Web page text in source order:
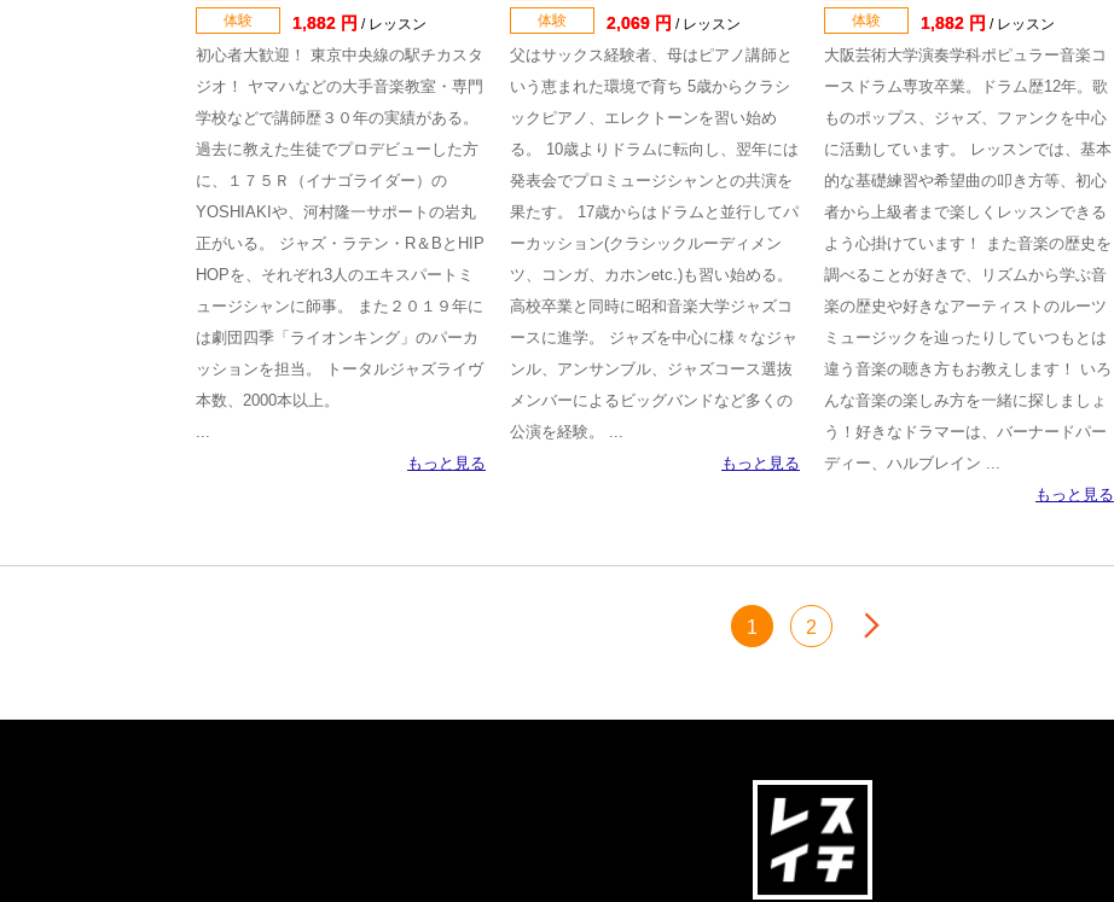
体験
1,882 円 / レッスン
初心者大歓迎！ 東京中央線の駅チカスタ
ジオ！ ヤマハなどの大手音楽教室・専門
学校などで講師歴３０年の実績がある。
過去に教えた生徒でプロデビューした方
に、１７５Ｒ（イナゴライダー）の
YOSHIAKIや、河村隆一サポートの岩丸
正がいる。 ジャズ・ラテン・R＆BとHIP
HOPを、それぞれ3人のエキスパートミ
ュージシャンに師事。 また２０１９年に
は劇団四季「ライオンキング」のパーカ
ッションを担当。 トータルジャズライヴ
本数、2000本以上。
...
もっと見る
体験
2,069 円 / レッスン
父はサックス経験者、母はピアノ講師と
いう恵まれた環境で育ち 5歳からクラシ
ックピアノ、エレクトーンを習い始め
る。 10歳よりドラムに転向し、翌年には
発表会でプロミュージシャンとの共演を
果たす。 17歳からはドラムと並行してパ
ーカッション(クラシックルーディメン
ツ、コンガ、カホンetc.)も習い始める。
高校卒業と同時に昭和音楽大学ジャズコ
ースに進学。 ジャズを中心に様々なジャ
ンル、アンサンブル、ジャズコース選抜
メンバーによるビッグバンドなど多くの
公演を経験。 ...
もっと見る
体験
1,882 円 / レッスン
大阪芸術大学演奏学科ポピュラー音楽コ
ースドラム専攻卒業。ドラム歴12年。歌
ものポップス、ジャズ、ファンクを中心
に活動しています。 レッスンでは、基本
的な基礎練習や希望曲の叩き方等、初心
者から上級者まで楽しくレッスンできる
よう心掛けています！ また音楽の歴史を
調べることが好きで、リズムから学ぶ音
楽の歴史や好きなアーティストのルーツ
ミュージックを辿ったりしていつもとは
違う音楽の聴き方もお教えします！ いろ
んな音楽の楽しみ方を一緒に探しましょ
う！好きなドラマーは、バーナードパー
ディー、ハルブレイン ...
もっと見る
1 2